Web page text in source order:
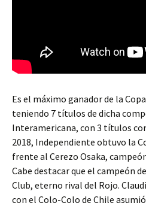
Es el máximo ganador de la
teniendo 7 títulos de dicha
Interamericana, con 3 títulos
2018, Independiente obtuvo la
frente al Cerezo Osaka,
Cabe destacar que el campeón
Club, eterno rival del Rojo.
con el Colo-Colo de Chile